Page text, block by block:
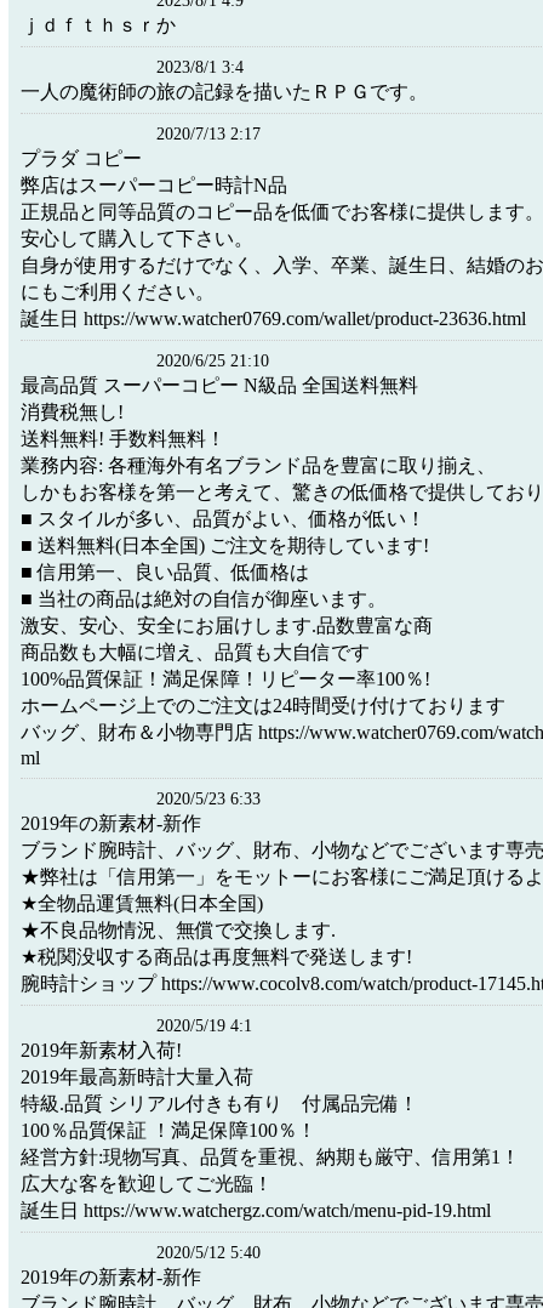
ｊｄｆｔｈｓｒか
2023/8/1 3:4
一人の魔術師の旅の記録を描いたＲＰＧです。
2020/7/13 2:17
プラダ コピー
弊店はスーパーコピー時計N品
正規品と同等品質のコピー品を低価でお客様に提供します。
安心して購入して下さい。
自身が使用するだけでなく、入学、卒業、誕生日、結婚の
にもご利用ください。
誕生日 https://www.watcher0769.com/wallet/product-23636.html
2020/6/25 21:10
最高品質 スーパーコピー N級品 全国送料無料
消費税無し!
送料無料! 手数料無料！
業務内容: 各種海外有名ブランド品を豊富に取り揃え、
しかもお客様を第一と考えて、驚きの低価格で提供してお
■ スタイルが多い、品質がよい、価格が低い！
■ 送料無料(日本全国) ご注文を期待しています!
■ 信用第一、良い品質、低価格は
■ 当社の商品は絶対の自信が御座います。
激安、安心、安全にお届けします.品数豊富な商
商品数も大幅に増え、品質も大自信です
100%品質保証！満足保障！リピーター率100％!
ホームページ上でのご注文は24時間受け付けております
バッグ、財布＆小物専門店 https://www.watcher0769.com/
ml
2020/5/23 6:33
2019年の新素材-新作
ブランド腕時計、バッグ、財布、小物などでございます専
★弊社は「信用第一」をモットーにお客様にご満足頂ける
★全物品運賃無料(日本全国)
★不良品物情況、無償で交換します.
★税関没収する商品は再度無料で発送します!
腕時計ショップ https://www.cocolv8.com/watch/product-
2020/5/19 4:1
2019年新素材入荷!
2019年最高新時計大量入荷
特級.品質 シリアル付きも有り 付属品完備！
100％品質保証 ！満足保障100％！
経営方針:現物写真、品質を重視、納期も厳守、信用第1！
広大な客を歓迎してご光臨！
誕生日 https://www.watchergz.com/watch/menu-pid-19.html
2020/5/12 5:40
2019年の新素材-新作